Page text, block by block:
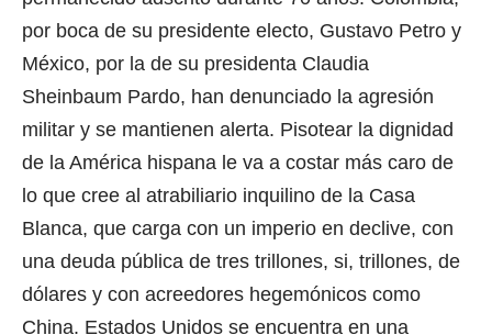
por boca de su presidente electo, Gustavo Petro y
México, por la de su presidenta Claudia
Sheinbaum Pardo, han denunciado la agresión
militar y se mantienen alerta. Pisotear la dignidad
de la América hispana le va a costar más caro de
lo que cree al atrabiliario inquilino de la Casa
Blanca, que carga con un imperio en declive, con
una deuda pública de tres trillones, si, trillones, de
dólares y con acreedores hegemónicos como
China. Estados Unidos se encuentra en una